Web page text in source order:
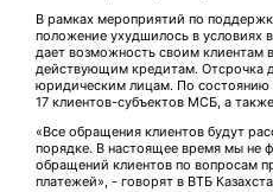
В рамках мероприятий по
положение ухудшилось в условиях
дает возможность своим клиентам
действующим кредитам. Отсрочка
юридическим лицам. По состоянию
17 клиентов-субъектов МСБ, а
«Все обращения клиентов будут
порядке. В настоящее время мы не
обращений клиентов по вопросам
платежей», - говорят в ВТБ